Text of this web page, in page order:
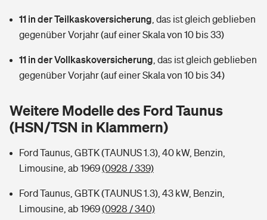
Sie haben Fragen?
Restkreditversicherung
Hochwasser-Check: Wie gefährdet ist Ihr Haus?
Wer versichert was: Jetzt Versicherer finden
Sie haben Fragen?
Hundehalter-Haftpflicht
Private Cyberversicherung
Musikinstrumentenversicherung
Zur Übersicht
Tools
Wer versichert was: Jetzt Versicherer finden
Sie haben Fragen?
Rentenrechner: Wie viel Geld bekomme ich im Alter?
11 in der Teilkaskoversicherung das ist gleich geblieben
gegenüber Vorjahr (auf einer Skala von 10 bis 33)
11 in der Vollkaskoversicherung das ist gleich geblieben
gegenüber Vorjahr (auf einer Skala von 10 bis 34)
Weitere Modelle des Ford Taunus
(HSN/TSN in Klammern)
Ford Taunus, GBTK (TAUNUS 1.3), 40 kW, Benzin,
Limousine, ab 1969(0928 / 339)
Ford Taunus, GBTK (TAUNUS 1.3), 43 kW, Benzin,
Limousine, ab 1969(0928 / 340)